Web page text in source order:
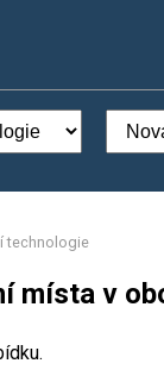
technologie
místa v